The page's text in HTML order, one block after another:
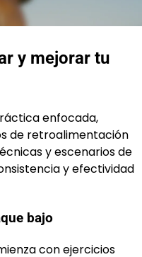
y mejorar tu
enfocada,
de retroalimentación
y escenarios de
y efectividad
bajo
con ejercicios